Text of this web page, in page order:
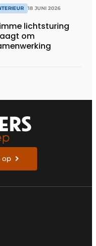
18 JUNI 2026
lichtsturing
om
op